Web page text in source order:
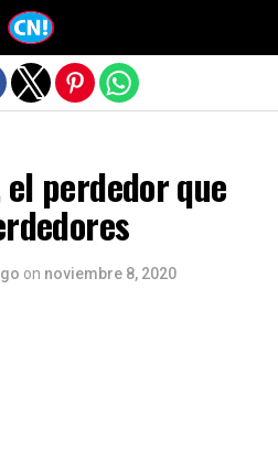
perdedor que
on noviembre 8, 2020
versión móvil